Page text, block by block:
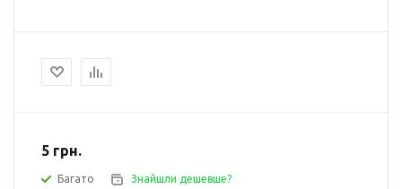
5 грн.
Багато Знайшли дешевше?